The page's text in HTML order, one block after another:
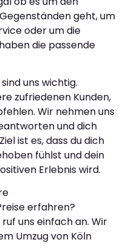
geht, um
oder um die
die passende
uns wichtig.
zufriedenen Kunden,
Wir nehmen uns
und dich
ist es, dass du dich
fühlst und dein
Erlebnis wird.
erfahren?
uns einfach an. Wir
Umzug von Köln